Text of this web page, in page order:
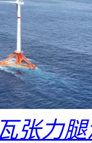
张力